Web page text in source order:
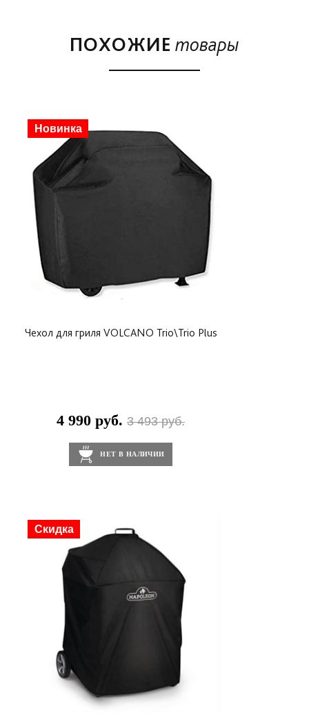
ПОХОЖИЕ товары
Скидка
Новинка
Чехол для гриля VOLCANO Trio\Trio Plus
4 990 руб. 3 493 руб.
НЕТ В НАЛИЧИИ
Скидка